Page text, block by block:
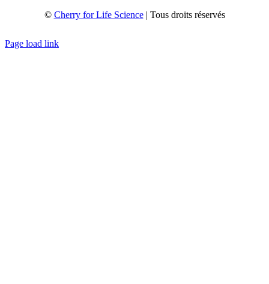
© Cherry for Life Science| Tous droits réservés
Page load link